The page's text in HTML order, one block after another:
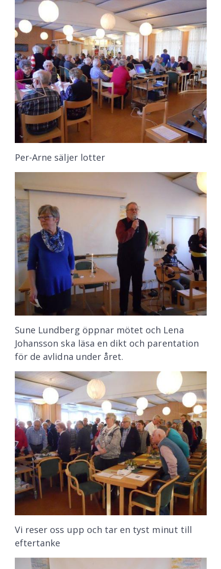
Per-Arne säljer lotter
Sune Lundberg öppnar mötet och Lena
Johansson ska läsa en dikt och parentation
för de avlidna under året.
Vi reser oss upp och tar en tyst minut till
eftertanke